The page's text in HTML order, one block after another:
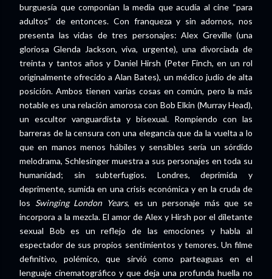
burguesía que componían la media que acudía al cine “para
adultos” de entonces. Con franqueza y sin adornos, nos
presenta las vidas de tres personajes: Alex Greville (una
gloriosa Glenda Jackson, viva, urgente), una divorciada de
treinta y tantos años y Daniel Hirsh (Peter Finch, en un rol
originalmente ofrecido a Alan Bates), un médico judío de alta
posición. Ambos tienen varias cosas en común, pero la más
notable es una relación amorosa con Bob Elkin (Murray Head),
un escultor vanguardista y bisexual. Rompiendo con las
barreras de la censura con una elegancia que da la vuelta a lo
que en manos menos hábiles y sensibles sería un sórdido
melodrama, Schlesinger muestra a sus personajes en toda su
humanidad; sin subterfugios. Londres, deprimida y
deprimente, sumida en una crisis económica y en la cruda de
los Swinging London Years, es un personaje más que se
incorpora a la mezcla. El amor de Alex y Hirsh por el diletante
sexual Bob es un reflejo de las emociones y habla al
espectador de sus propios sentimientos y temores. Un filme
definitivo, polémico, que sirvió como parteaguas en el
lenguaje cinematográfico y que deja una profunda huella no